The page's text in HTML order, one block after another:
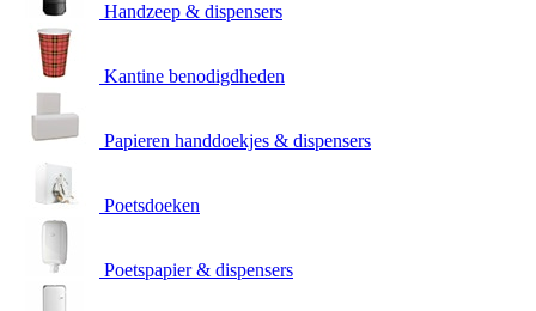
Handzeep & dispensers
Kantine benodigdheden
Papieren handdoekjes & dispensers
Poetsdoeken
Poetspapier & dispensers